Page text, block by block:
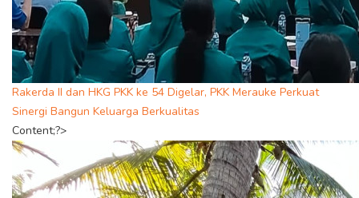
Rakerda II dan HKG PKK ke 54 Digelar, PKK Merauke Perkuat
Sinergi Bangun Keluarga Berkualitas
Content;?>